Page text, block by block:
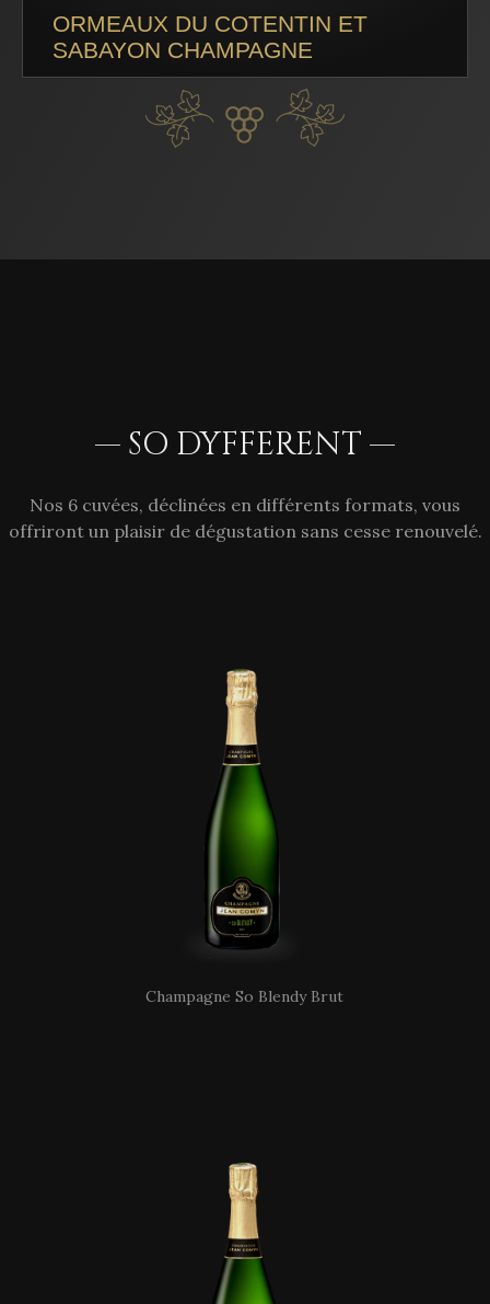
ORMEAUX DU COTENTIN ET
SABAYON CHAMPAGNE
— SO DYFFERENT —
Nos 6 cuvées, déclinées en différents formats, vous
offriront un plaisir de dégustation sans cesse renouvelé.
Champagne So Blendy Brut